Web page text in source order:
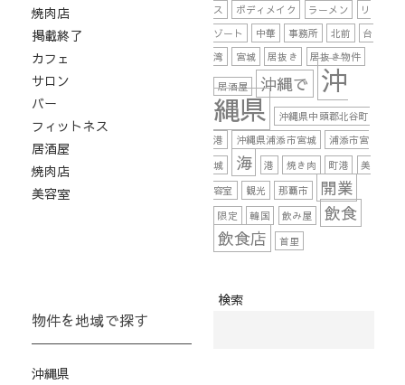
焼肉店
掲載終了
カフェ
サロン
バー
フィットネス
居酒屋
焼肉店
美容室
ス
ボディメイク ラーメン
リ
ゾート
中華 事務所 北前
台
湾
宮城 居抜き 居抜き物件
居酒屋 沖縄で
沖
縄県
沖縄県中頭郡北谷町
港
沖縄県浦添市宮城
浦添市宮
城
海 港 焼き肉 町港
美
容室
観光 那覇市 開業
限定 韓国 飲み屋
飲食
飲食店
首里
物件を地域で探す
沖縄県
検索